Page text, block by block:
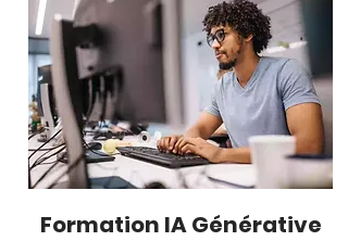
Formation IA Générative